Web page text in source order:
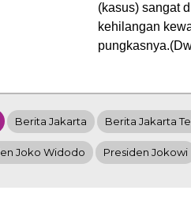
(kasus) sangat
kehilangan
Berita Jakarta Berita Jakarta
Joko Widodo Presiden Jokowi